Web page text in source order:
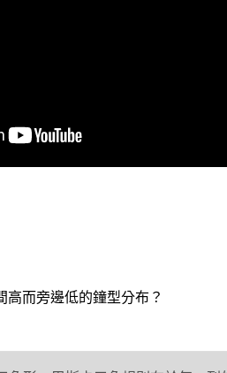
高而旁邊低的鐘型分布？